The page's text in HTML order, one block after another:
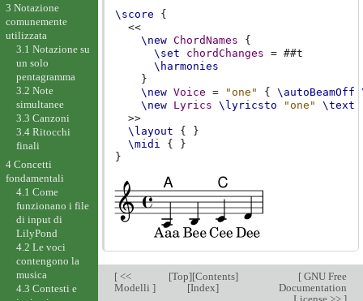
\score
{
<<
\new ChordNames
{
\set
chordChanges = ##t
\harmonies
}
\new Voice = "one" { \autoBeamOff
\new
Lyrics \lyricsto "one"
\text
>>
\layout
{
}
\midi
{
}
}
[<<
Modelli ]
[Top][Contents]
[Index]
[GNU Free
Documentation
3 Notazione
comunemente
utilizzata
3.1 Notazione su
un solo
pentagramma
3.2 Note
simultanee
3.3 Canzoni
3.4 Ritocchi
finali
4 Concetti
fondamentali
4.1 Come
funzionano i file
di input di
LilyPond
4.2 Le voci
contengono la
musica
4.3 Contesti e